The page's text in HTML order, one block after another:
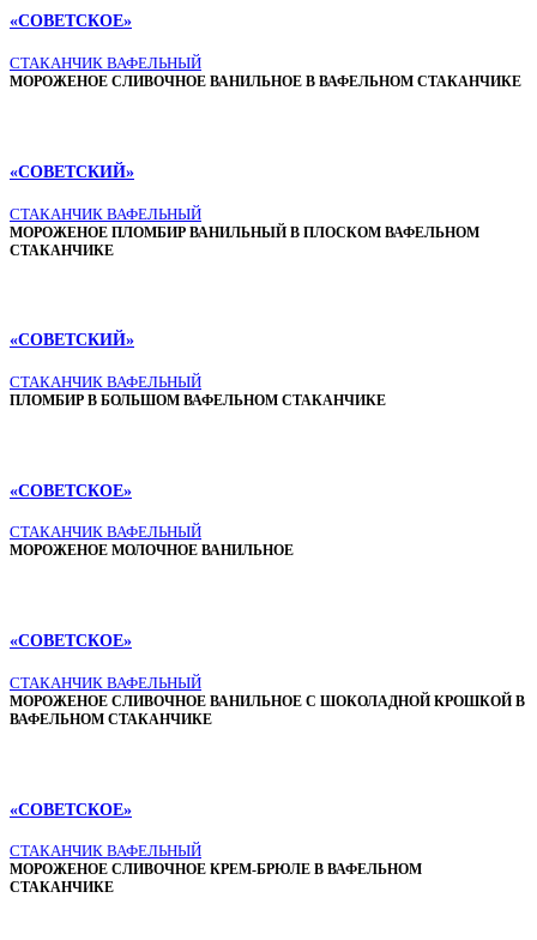
«СОВЕТСКОЕ»
СТАКАНЧИК ВАФЕЛЬНЫЙ
МОРОЖЕНОЕ СЛИВОЧНОЕ ВАНИЛЬНОЕ В ВАФЕЛЬНОМ СТАКАНЧИКЕ
«СОВЕТСКИЙ»
СТАКАНЧИК ВАФЕЛЬНЫЙ
МОРОЖЕНОЕ ПЛОМБИР ВАНИЛЬНЫЙ В ПЛОСКОМ ВАФЕЛЬНОМ
СТАКАНЧИКЕ
«СОВЕТСКИЙ»
СТАКАНЧИК ВАФЕЛЬНЫЙ
ПЛОМБИР В БОЛЬШОМ ВАФЕЛЬНОМ СТАКАНЧИКЕ
«СОВЕТСКОЕ»
СТАКАНЧИК ВАФЕЛЬНЫЙ
МОРОЖЕНОЕ МОЛОЧНОЕ ВАНИЛЬНОЕ
«СОВЕТСКОЕ»
СТАКАНЧИК ВАФЕЛЬНЫЙ
МОРОЖЕНОЕ СЛИВОЧНОЕ ВАНИЛЬНОЕ С ШОКОЛАДНОЙ КРОШКОЙ В
ВАФЕЛЬНОМ СТАКАНЧИКЕ
«СОВЕТСКОЕ»
СТАКАНЧИК ВАФЕЛЬНЫЙ
МОРОЖЕНОЕ СЛИВОЧНОЕ КРЕМ-БРЮЛЕ В ВАФЕЛЬНОМ
СТАКАНЧИКЕ